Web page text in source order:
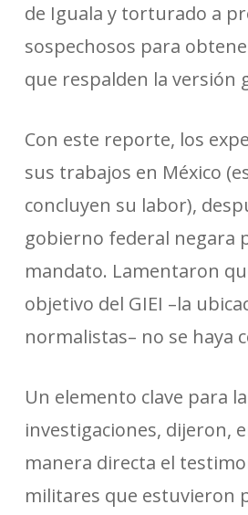
de Iguala y torturado a
sospechosos para
que respalden la versión
Con este reporte, los
sus trabajos en México
concluyen su labor),
gobierno federal negara
mandato. Lamentaron
objetivo del GIEI –la
normalistas– no se haya
Un elemento clave para
investigaciones, dijeron,
manera directa el
militares que estuvieron